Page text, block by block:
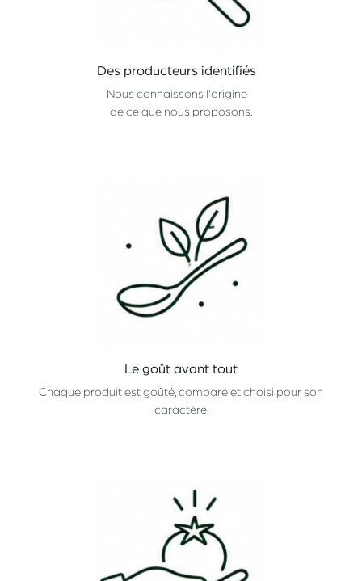
Des producteurs identifiés
Nous connaissons l'origine
de ce que nous proposons.
Le goût avant tout
Chaque produit est goûté, comparé et choisi pour son
caractère.